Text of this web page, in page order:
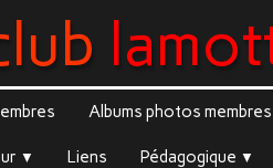
Albums photos membres
▼ Liens Pédagogique ▼